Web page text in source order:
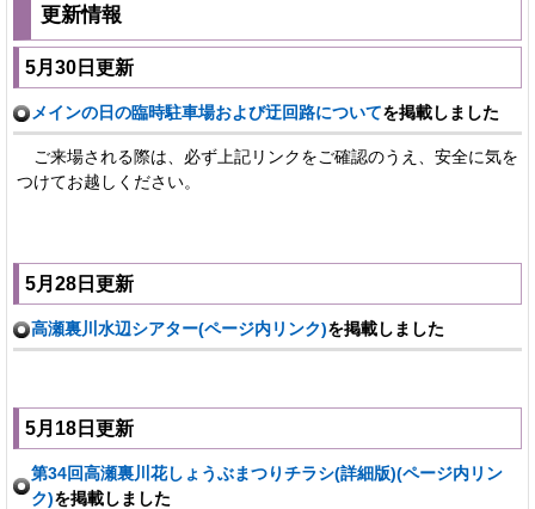
更新情報
5月30日更新
メインの日の臨時駐車場および迂回路についてを掲載しました
ご来場される際は、必ず上記リンクをご確認のうえ、安全に気を
つけてお越しください。
5月28日更新
高瀬裏川水辺シアター(ページ内リンク)を掲載しました
5月18日更新
第34回高瀬裏川花しょうぶまつりチラシ(詳細版)(ページ内リン
ク)を掲載しました